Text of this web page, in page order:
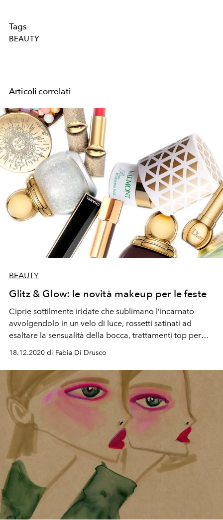
Tags
BEAUTY
Articoli correlati
BEAUTY
Glitz & Glow: le novità makeup per le feste
Ciprie sottilmente iridate che sublimano l’incarnato
avvolgendolo in un velo di luce, rossetti satinati ad
esaltare la sensualità della bocca, trattamenti top per
rendere la pelle radiosa e vellutata
18.12.2020 di Fabia Di Drusco